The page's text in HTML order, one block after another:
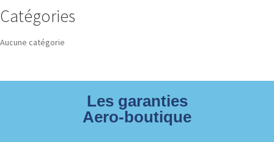
Catégories
Aucune catégorie
Les garanties
Aero-boutique